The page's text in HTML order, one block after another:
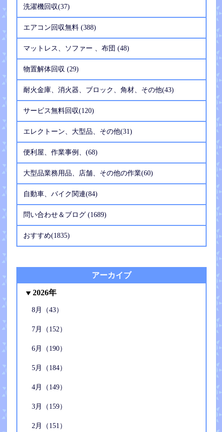
洗濯機回収(37)
エアコン回収無料 (388)
マットレス、ソファー 、布団 (48)
物置解体回収 (29)
耐火金庫、消火器、ブロック、角材、その他(43)
サービス無料回収(120)
エレクトーン、大型品、その他(31)
便利屋、作業事例、(68)
大型品業務用品、店舗、その他の作業(60)
自動車、バイク関連(84)
問い合わせ＆ブログ (1689)
おすすめ(1835)
アーカイブ
2026年
8月（43）
7月（152）
6月（190）
5月（184）
4月（149）
3月（159）
2月（151）